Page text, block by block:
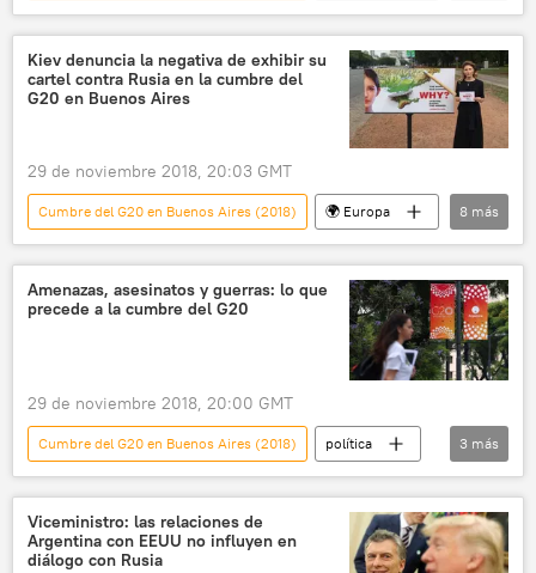
América Latina
Internacional
política
Alemania
Colonia
Angela Merkel
G20 noticias
Kiev denuncia la negativa de exhibir su
cartel contra Rusia en la cumbre del
G20 en Buenos Aires
29 de noviembre 2018, 20:03 GMT
Cumbre del G20 en Buenos Aires (2018)
🌍 Europa
América Latina
Internacional
política
Rusia
Ucrania
Argentina
G20
8 más
Amenazas, asesinatos y guerras: lo que
precede a la cumbre del G20
29 de noviembre 2018, 20:00 GMT
Cumbre del G20 en Buenos Aires (2018)
política
Argentina
G20 noticias
3 más
Viceministro: las relaciones de
Argentina con EEUU no influyen en
diálogo con Rusia